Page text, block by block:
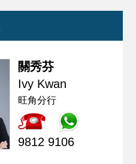
關秀芬
Ivy Kwan
旺角分行
9812 9106